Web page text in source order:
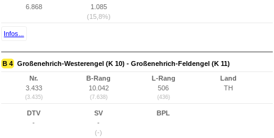
6.868
1.085
(15,8%)
Infos...
B 4 Großenehrich-Westerengel (K 10) - Großenehrich-Feldengel (K 11)
Nr.
3.433
(3.435)
B-Rang
10.042
(7.638)
L-Rang
506
(436)
Land
TH
DTV
-
SV
-
(-)
BPL